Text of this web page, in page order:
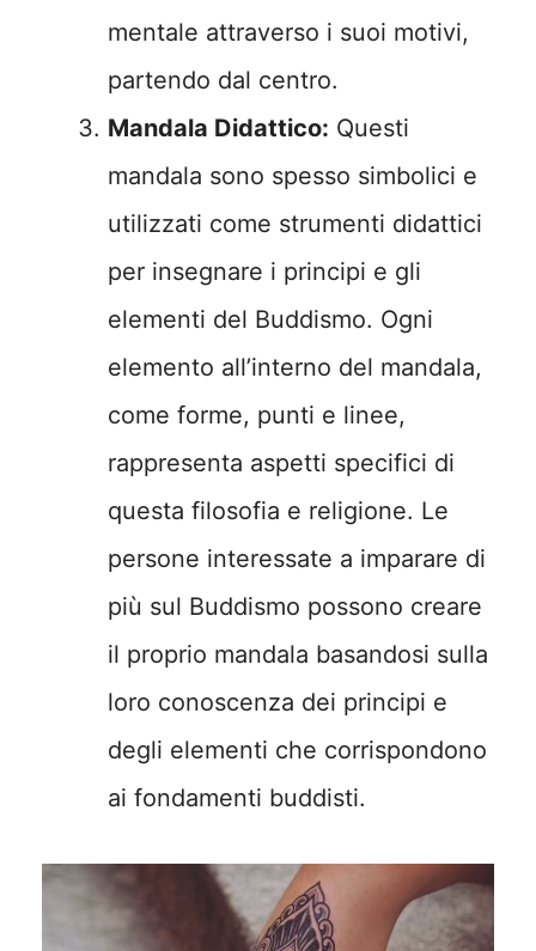
mentale attraverso i suoi motivi,
partendo dal centro.
Mandala Didattico: Questi
mandala sono spesso simbolici e
utilizzati come strumenti didattici
per insegnare i principi e gli
elementi del Buddismo. Ogni
elemento all’interno del mandala,
come forme, punti e linee,
rappresenta aspetti specifici di
questa filosofia e religione. Le
persone interessate a imparare di
più sul Buddismo possono creare
il proprio mandala basandosi sulla
loro conoscenza dei principi e
degli elementi che corrispondono
ai fondamenti buddisti.